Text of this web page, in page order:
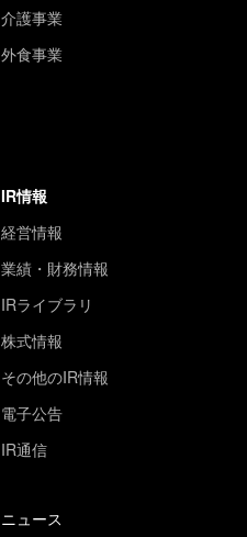
介護事業
外食事業
IR情報
経営情報
業績・財務情報
IRライブラリ
株式情報
その他のIR情報
電子公告
IR通信
ニュース